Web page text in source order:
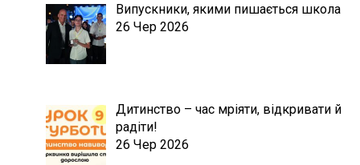
Випускники, якими пишається школа
26 Чер 2026
Дитинство – час мріяти, відкривати й
радіти!
26 Чер 2026